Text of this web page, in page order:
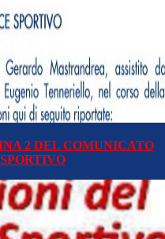
2 DEL COMUNICATO